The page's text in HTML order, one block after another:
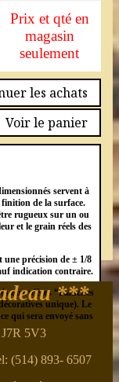
Prix et qté en
magasin
seulement
les achats
Voir le panier
servent à
finition de la surface.
rugueux sur un ou
et le grain réels des
une précision de ± 1/8
indication contraire.
aux pièces “Planches
unique). Le
qui sera envoyé sans
***
5V3
(514) 893- 6507